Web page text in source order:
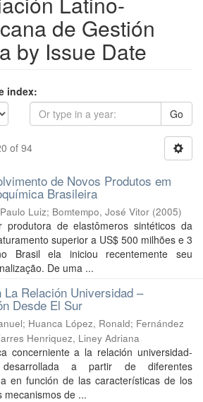
de Gestión
by Issue Date
index:
Go
of 94
de Novos Produtos em
Brasileira
Luiz; Bomtempo, José Vitor (2005)
de elastômeros sintéticos da
superior a US$ 500 milhões e 3
Brasil ela iniciou recentemente seu
De uma ...
La Relación Universidad –
Desde El Sur
; Huanca López, Ronald; Fernández
Henriquez, Liney Adriana
concerniente a la relación universidad-
a partir de diferentes
en función de las características de los
mecanismos de ...